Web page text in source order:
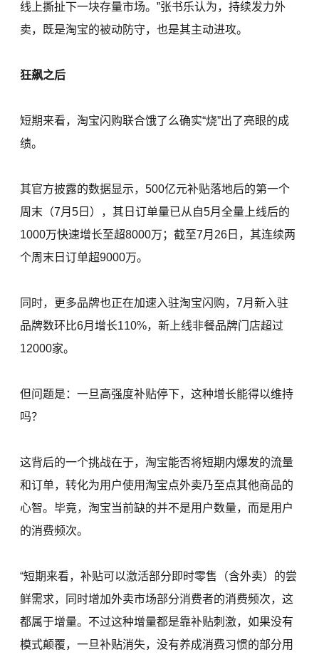
线上撕扯下一块存量市场。”张书乐认为，持续发力外
卖，既是淘宝的被动防守，也是其主动进攻。
狂飙之后
短期来看，淘宝闪购联合饿了么确实“烧”出了亮眼的成
绩。
其官方披露的数据显示，500亿元补贴落地后的第一个
周末（7月5日），其日订单量已从自5月全量上线后的
1000万快速增长至超8000万；截至7月26日，其连续两
个周末日订单超9000万。
同时，更多品牌也正在加速入驻淘宝闪购，7月新入驻
品牌数环比6月增长110%，新上线非餐品牌门店超过
12000家。
但问题是：一旦高强度补贴停下，这种增长能得以维持
吗？
这背后的一个挑战在于，淘宝能否将短期内爆发的流量
和订单，转化为用户使用淘宝点外卖乃至点其他商品的
心智。毕竟，淘宝当前缺的并不是用户数量，而是用户
的消费频次。
“短期来看，补贴可以激活部分即时零售（含外卖）的尝
鲜需求，同时增加外卖市场部分消费者的消费频次，这
都属于增量。不过这种增量都是靠补贴刺激，如果没有
模式颠覆，一旦补贴消失，没有养成消费习惯的部分用